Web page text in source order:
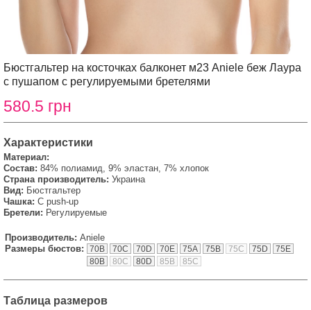
Бюстгальтер на косточках балконет м23 Aniele беж Лаура
с пушапом с регулируемыми бретелями
580.5 грн
Характеристики
Материал:
Состав: 84% полиамид, 9% эластан, 7% хлопок
Страна производитель: Украина
Вид: Бюстгальтер
Чашка: С push-up
Бретели: Регулируемые
Производитель: Aniele
Размеры бюстов:
70B 70C 70D 70E 75A 75B 75C 75D
75E
80B
80C 80D 85B 85C
Таблица размеров